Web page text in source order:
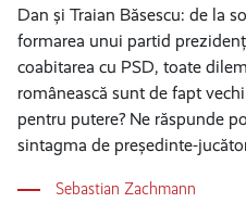
Dan și Traian Băsescu: de la
formarea unui partid
coabitarea cu PSD, toate
românească sunt de fapt
pentru putere? Ne răspunde
sintagma de președinte-
Sebastian Zachmann